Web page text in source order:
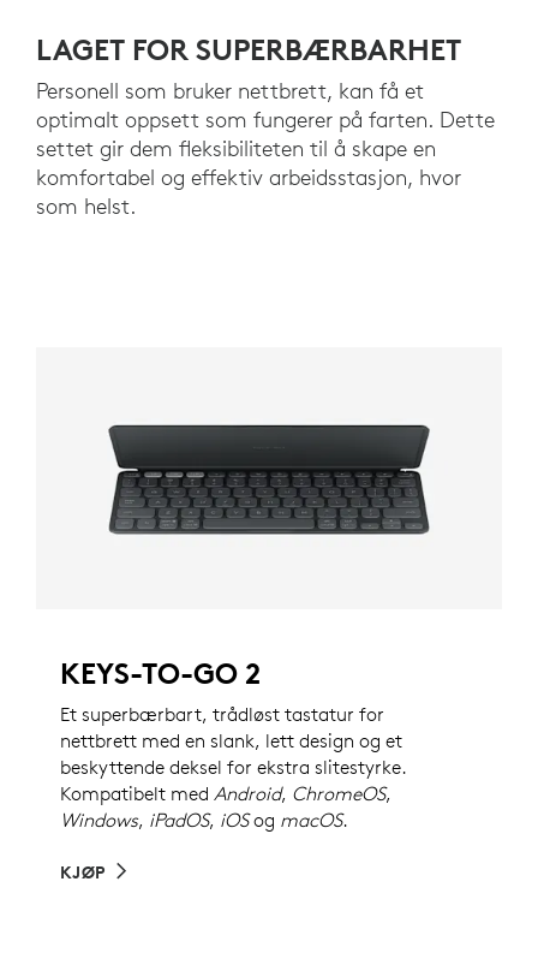
LAGET FOR SUPERBÆRBARHET
Personell som bruker nettbrett, kan få et
optimalt oppsett som fungerer på farten. Dette
settet gir dem fleksibiliteten til å skape en
komfortabel og effektiv arbeidsstasjon, hvor
som helst.
KEYS-TO-GO 2
Et superbærbart, trådløst tastatur for
nettbrett med en slank, lett design og et
beskyttende deksel for ekstra slitestyrke.
Kompatibelt med Android, ChromeOS,
Windows, iPadOS, iOSog macOS.
KJØP